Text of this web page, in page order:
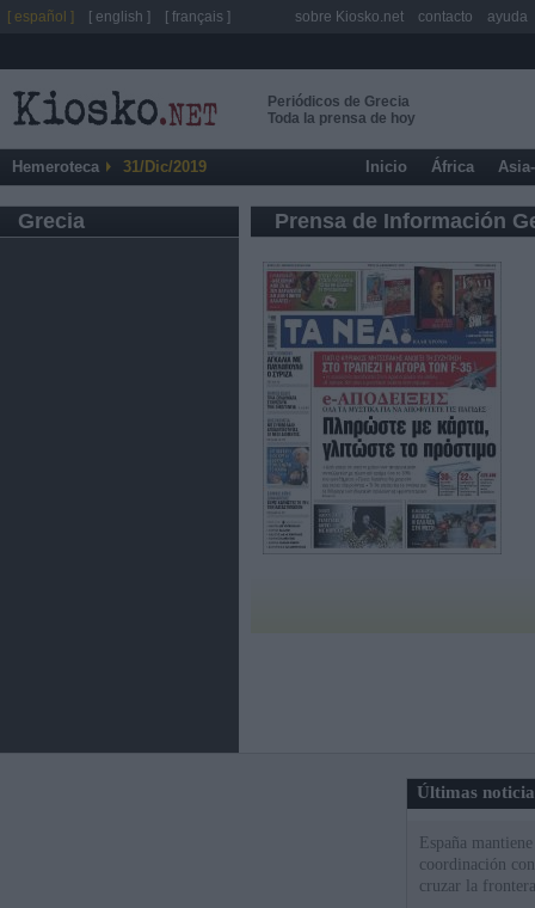
Periódicos de Grecia
Toda la prensa de hoy
Hemeroteca 31/Dic/2019 Inicio África
Grecia Prensa de Información
Últimas
España
coordinación
cruzar la
[ español ] [ english ] [ français ] sobre Kiosko.net contacto ayuda